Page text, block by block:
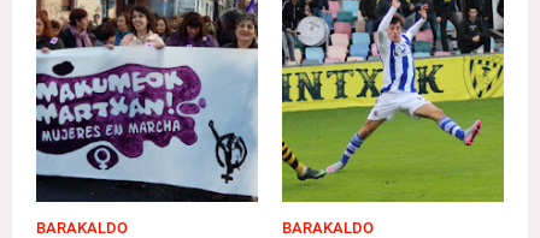
BARAKALDO BARAKALDO